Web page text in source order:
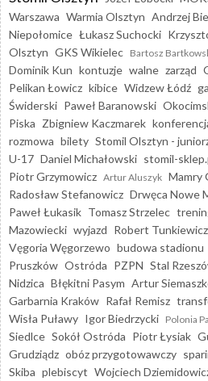
Warszawa Warmia Olsztyn Andrzej
Niepołomice Łukasz Suchocki
Olsztyn GKS Wikielec Bartosz
Dominik Kun kontuzje walne zarząd
Pelikan Łowicz kibice Widzew Łódź
Świderski Paweł Baranowski
Piska Zbigniew Kaczmarek
rozmowa bilety Stomil Olsztyn -
U-17 Daniel Michałowski stomil-
Piotr Grzymowicz Artur Aluszyk Mamry
Radosław Stefanowicz Drwęca Nowe
Paweł Łukasik Tomasz Strzelec
Mazowiecki wyjazd Robert Tunkiewicz
Vęgoria Węgorzewo budowa stadionu
Pruszków Ostróda PZPN Stal
Nidzica Błękitni Pasym Artur
Garbarnia Kraków Rafał Remisz
Wisła Puławy Igor Biedrzycki Polonia
Siedlce Sokół Ostróda Piotr Łysiak
Grudziądz obóz przygotowawczy
Skiba plebiscyt Wojciech